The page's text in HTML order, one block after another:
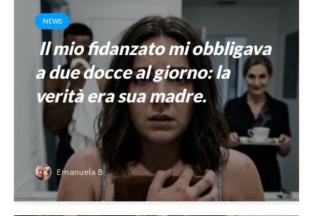
NEWS
Il mio fidanzato mi obbligava
a due docce al giorno: la
verità era sua madre.
Emanuela B.